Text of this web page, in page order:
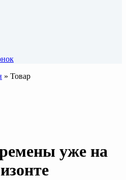
» Товар
уже на